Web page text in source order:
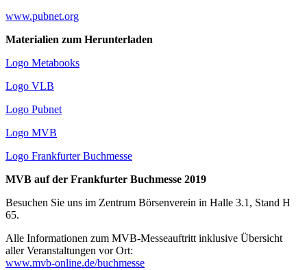
www.pubnet.org
Materialien zum Herunterladen
Logo Metabooks
Logo VLB
Logo Pubnet
Logo MVB
Logo Frankfurter Buchmesse
MVB auf der Frankfurter Buchmesse 2019
Besuchen Sie uns im Zentrum Börsenverein in Halle 3.1, Stand H
65.
Alle Informationen zum MVB-Messeauftritt inklusive Übersicht
aller Veranstaltungen vor Ort:
www.mvb-online.de/buchmesse